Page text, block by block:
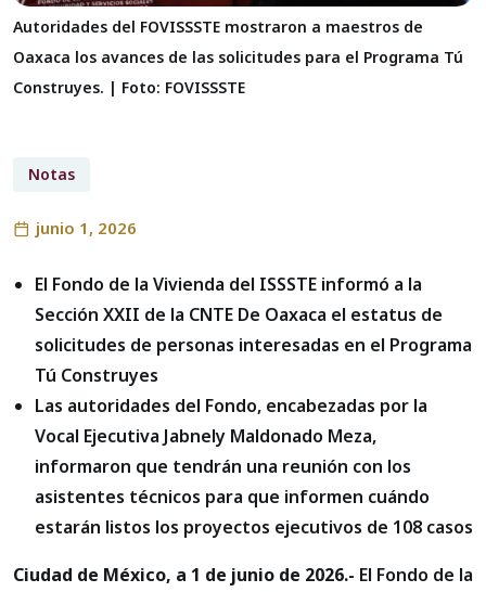
Autoridades del FOVISSSTE mostraron a maestros de
Oaxaca los avances de las solicitudes para el Programa Tú
Construyes. | Foto: FOVISSSTE
Notas
junio 1, 2026
El Fondo de la Vivienda del ISSSTE informó a la
Sección XXII de la CNTE De Oaxaca el estatus de
solicitudes de personas interesadas en el Programa
Tú Construyes
Las autoridades del Fondo, encabezadas por la
Vocal Ejecutiva Jabnely Maldonado Meza,
informaron que tendrán una reunión con los
asistentes técnicos para que informen cuándo
estarán listos los proyectos ejecutivos de 108 casos
Ciudad de México, a 1 de junio de 2026.- El Fondo de la